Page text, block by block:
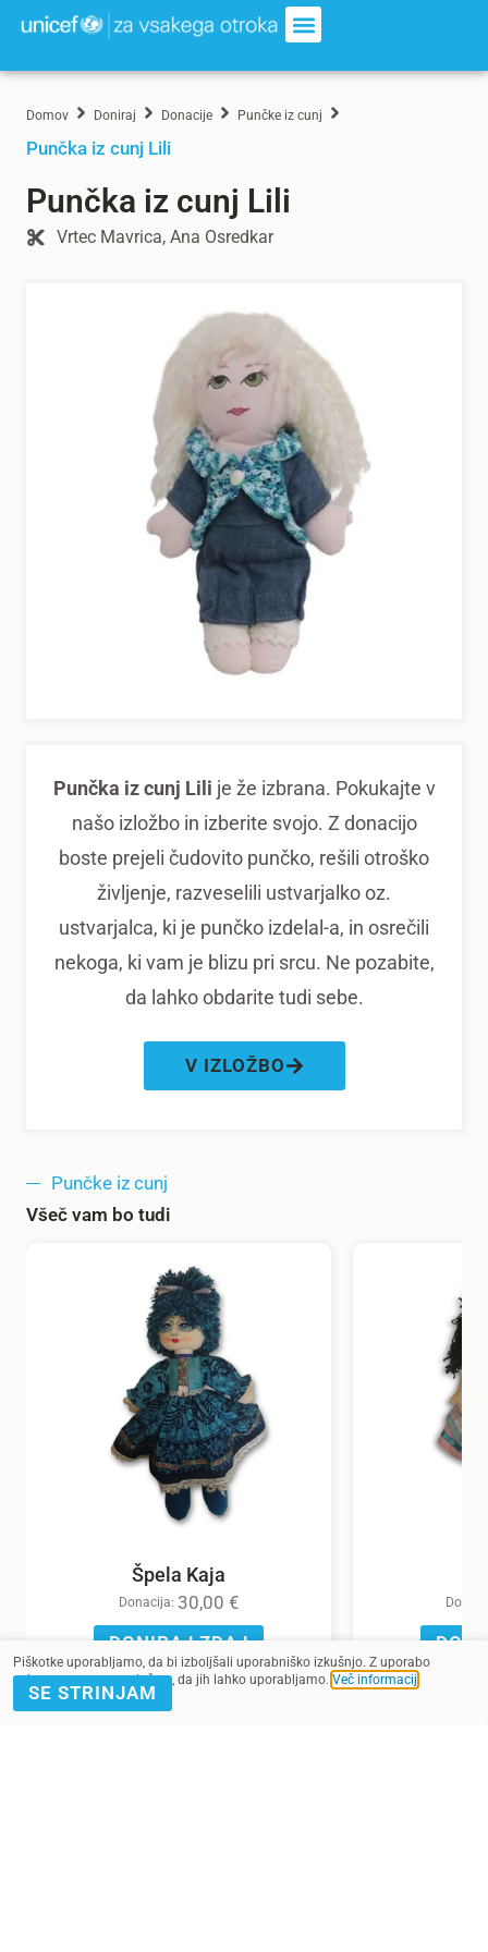
Domov Doniraj Donacije Punčke iz cunj
Punčka iz cunj Lili
Punčka iz cunj Lili
Vrtec Mavrica, Ana Osredkar
Punčka iz cunj Lili je že izbrana. Pokukajte v
našo izložbo in izberite svojo. Z donacijo
boste prejeli čudovito punčko, rešili otroško
življenje, razveselili ustvarjalko oz.
ustvarjalca, ki je punčko izdelal-a, in osrečili
nekoga, ki vam je blizu pri srcu. Ne pozabite,
da lahko obdarite tudi sebe.
V IZLOŽBO
Punčke iz cunj
Všeč vam bo tudi
Špela Kaja
Donacija: 30,00 €
DONIRAJ ZDAJ
Piškotke uporabljamo, da bi izboljšali uporabniško izkušnjo. Z uporabo
spletnega mesta soglašate, da jih lahko uporabljamo. Več informacij
SE STRINJAM